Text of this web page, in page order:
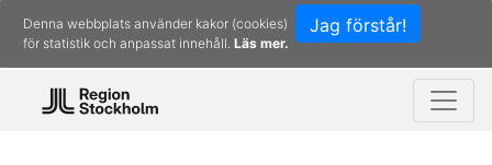
Jag förstår!
Denna webbplats använder kakor (cookies)
för statistik och anpassat innehåll. Läs mer.